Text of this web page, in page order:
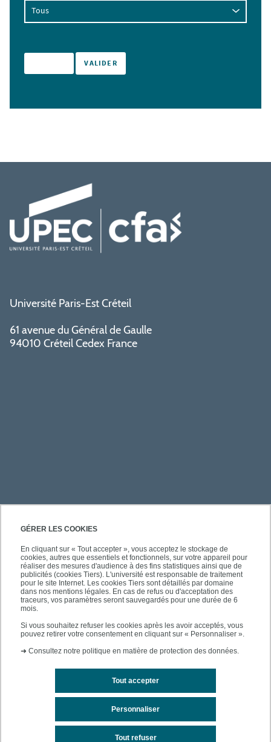
GÉRER LES COOKIES
En cliquant sur « Tout accepter », vous acceptez le stockage de
cookies, autres que essentiels et fonctionnels, sur votre appareil pour
réaliser des mesures d'audience à des fins statistiques ainsi que de
publicités (cookies Tiers). L'université est responsable de traitement
pour le site Internet. Les cookies Tiers sont détaillés par domaine
dans nos mentions légales. En cas de refus ou d'acceptation des
traceurs, vos paramètres seront sauvegardés pour une durée de 6
mois.
Si vous souhaitez refuser les cookies après les avoir acceptés, vous
pouvez retirer votre consentement en cliquant sur « Personnaliser ».
➜ Consultez notre politique en matière de protection des données.
Tout accepter
Tout refuser
Personnaliser
Université Paris-Est Créteil
61 avenue du Général de Gaulle
94010 Créteil Cedex France
PRATIQUE
À PROPOS DE L'UPEC
SUIVEZ-NOUS
Mentions légales